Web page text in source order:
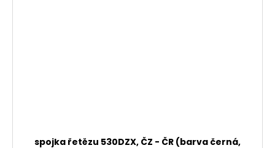
spojka řetězu 530DZX, ČZ - ČR (barva černá,